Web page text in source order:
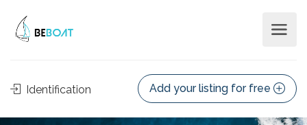
Identification Add your listing for free